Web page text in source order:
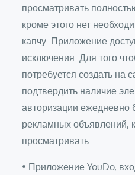
просматривать
кроме этого нет
капчу. Приложение
исключения. Для того
потребуется создать на
подтвердить наличие
авторизации ежедневно
рекламных объявлений,
просматривать.
• Приложение YouDo,